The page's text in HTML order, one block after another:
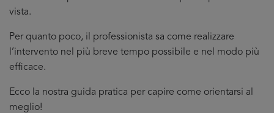
vista.
Per quanto poco, il professionista sa come realizzare
l’intervento nel più breve tempo possibile e nel modo più
efficace.
Ecco la nostra guida pratica per capire come orientarsi al
meglio!